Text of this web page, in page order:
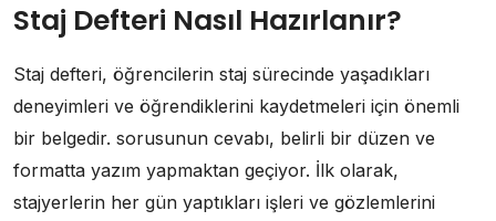
Staj Defteri Nasıl Hazırlanır?
Staj defteri, öğrencilerin staj sürecinde yaşadıkları
deneyimleri ve öğrendiklerini kaydetmeleri için önemli
bir belgedir. sorusunun cevabı, belirli bir düzen ve
formatta yazım yapmaktan geçiyor. İlk olarak,
stajyerlerin her gün yaptıkları işleri ve gözlemlerini